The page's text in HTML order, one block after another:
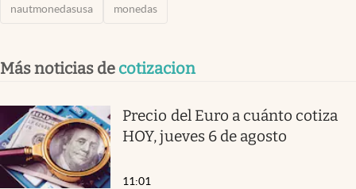
nautmonedasusa monedas
Más noticias de cotizacion
Precio del Euro a cuánto cotiza
HOY, jueves 6 de agosto
11:01